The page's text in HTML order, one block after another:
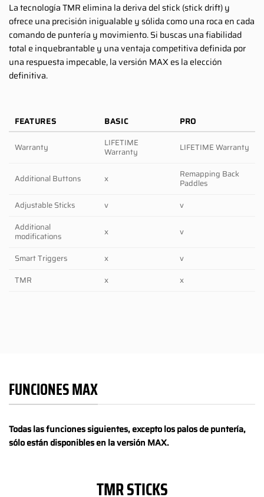
La tecnología TMR elimina la deriva del stick (stick drift) y
ofrece una precisión inigualable y sólida como una roca en cada
comando de puntería y movimiento. Si buscas una fiabilidad
total e inquebrantable y una ventaja competitiva definida por
una respuesta impecable, la versión MAX es la elección
definitiva.
FEATURES BASIC PRO
Warranty LIFETIME
Warranty LIFETIME Warranty
Additional Buttons x Remapping Back
Paddles
Adjustable Sticks
v
v
Additional
modifications x v
Smart Triggers x
v
TMR
x x
FUNCIONES MAX
Todas las funciones siguientes, excepto los palos de puntería,
sólo están disponibles en la versión MAX.
TMR STICKS